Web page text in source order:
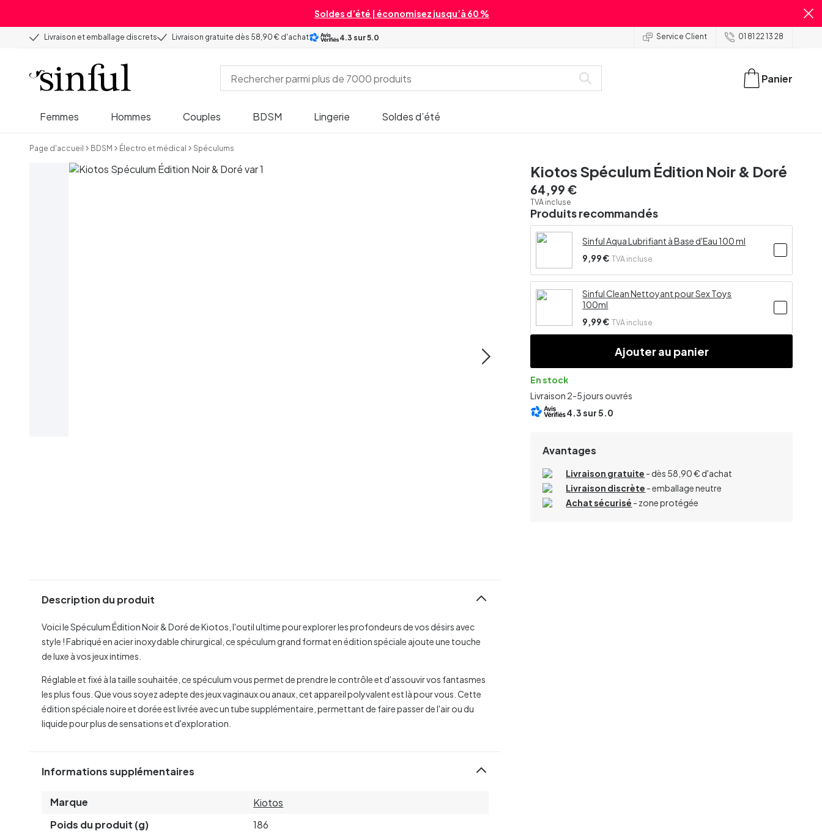
Soldes d’été | économisez jusqu’à 60 %
Livraison et emballage discrets Livraison gratuite dès 58,90 € d'achat 4.3 sur 5.0 Service Client 01 81 22 13 28
Femmes Hommes Couples BDSM Lingerie Soldes d’été
Panier
Page d'accueil BDSM Électro et médical Spéculums
Kiotos Spéculum Édition Noir & Doré
64,99 €
TVA incluse
Produits recommandés
Sinful Aqua Lubrifiant à Base d'Eau 100 ml
9,99 € TVA incluse
Sinful Clean Nettoyant pour Sex Toys
100ml
9,99 € TVA incluse
Ajouter au panier
En stock
Livraison 2-5 jours ouvrés
4.3sur 5.0
Avantages
Livraison gratuite - dès 58,90 € d'achat
Livraison discrète - emballage neutre
Achat sécurisé - zone protégée
Description du produit
Voici le Spéculum Édition Noir & Doré de Kiotos, l'outil ultime pour explorer les profondeurs de vos désirs avec
style ! Fabriqué en acier inoxydable chirurgical, ce spéculum grand format en édition spéciale ajoute une touche
de luxe à vos jeux intimes.
Réglable et fixé à la taille souhaitée, ce spéculum vous permet de prendre le contrôle et d'assouvir vos fantasmes
les plus fous. Que vous soyez adepte des jeux vaginaux ou anaux, cet appareil polyvalent est là pour vous. Cette
édition spéciale noire et dorée est livrée avec un tube supplémentaire, permettant de faire passer de l'air ou du
liquide pour plus de sensations et d'exploration.
Informations supplémentaires
Marque
Kiotos
Poids du produit (g)
186